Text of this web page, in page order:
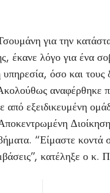
για την
έκανε λόγο για ένα
όσο και
αναφέρθηκε
εξειδικευμένη
“Είμαστε κοντά
κατέληξε ο κ.